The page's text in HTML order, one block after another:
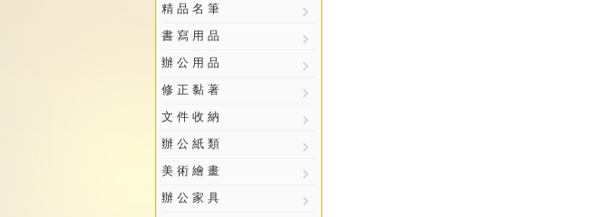
精 品 名 筆
書 寫 用 品
辦 公 用 品
修 正 黏 著
文 件 收 納
辦 公 紙 類
美 術 繪 畫
辦 公 家 具